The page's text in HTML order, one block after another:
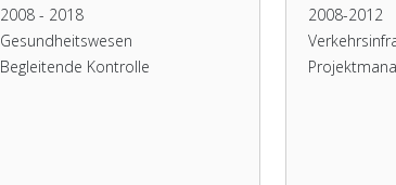
2008 - 2018
Gesundheitswesen
Begleitende Kontrolle
2008-2012